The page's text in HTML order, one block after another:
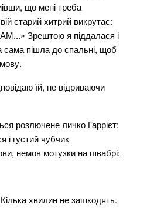
що мені треба
старий хитрий викрутас:
Зрештою я піддалася і
сама пішла до спальні, щоб
їй, не відриваючи
розлючене личко Гаррієт:
і густий чубчик
немов мотузки на швабрі:
хвилин не зашкодять.